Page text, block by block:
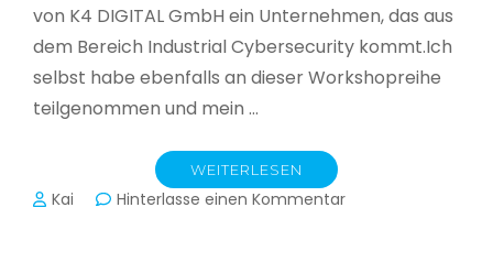
von K4 DIGITAL GmbH ein Unternehmen, das aus
dem Bereich Industrial Cybersecurity kommt.Ich
selbst habe ebenfalls an dieser Workshopreihe
teilgenommen und mein …
WEITERLESEN
Kai Hinterlasse einen Kommentarzu